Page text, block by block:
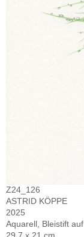
Z24_126
ASTRID KÖPPE
2025
Aquarell, Bleistift